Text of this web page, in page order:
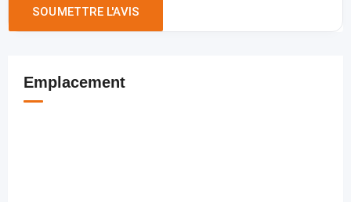
Emplacement